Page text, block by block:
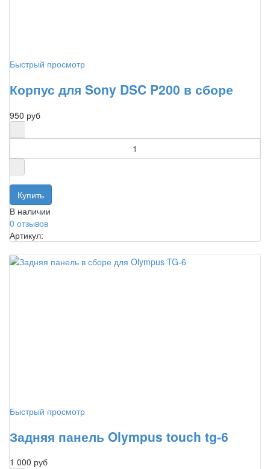
Быстрый просмотр
Корпус для Sony DSC P200 в сборе
950 руб
В наличии
0 отзывов
Артикул:
Быстрый просмотр
Задняя панель Olympus touch tg-6
1 000 руб